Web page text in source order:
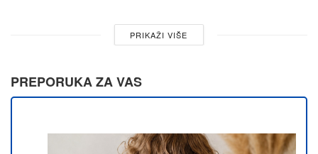
PRIKAŽI VIŠE
PREPORUKA ZA VAS